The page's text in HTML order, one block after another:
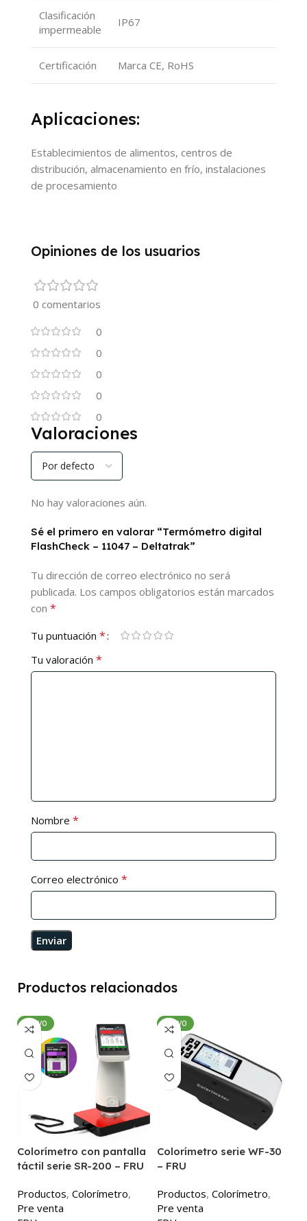
Clasificación
impermeable
IP67
Certificación Marca CE, RoHS
Aplicaciones:
Establecimientos de alimentos, centros de
distribución, almacenamiento en frío, instalaciones
de procesamiento
Opiniones de los usuarios
0 comentarios
0
0
0
0
0
Valoraciones
No hay valoraciones aún.
Sé el primero en valorar “Termómetro digital
FlashCheck – 11047 – Deltatrak”
Tu dirección de correo electrónico no será
publicada. Los campos obligatorios están marcados
con *
Tu puntuación *
Tu valoración *
Nombre *
Correo electrónico *
Productos relacionados
NUEVO
Colorímetro con pantalla
táctil serie SR-200 – FRU
Productos, Colorímetro,
Pre venta
NUEVO
Colorímetro serie WF-30
– FRU
Productos, Colorímetro,
Pre venta